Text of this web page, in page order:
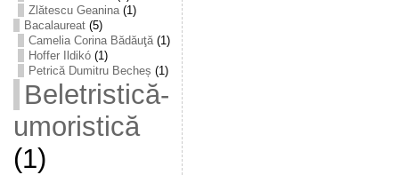
Zlătescu Geanina(1)
Bacalaureat(5)
Camelia Corina Bădăuţă(1)
Hoffer Ildikó(1)
Petrică Dumitru Becheș (1)
Beletristică-
umoristică
(1)